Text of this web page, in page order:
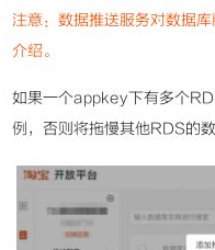
注意：数据推送服务对数据
介绍。
如果一个appkey下有多个
例，否则将拖慢其他RDS的